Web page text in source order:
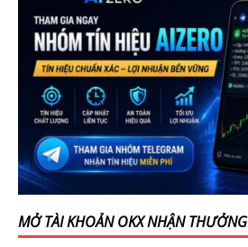
MỞ TÀI KHOẢN OKX NHẬN THƯỞNG